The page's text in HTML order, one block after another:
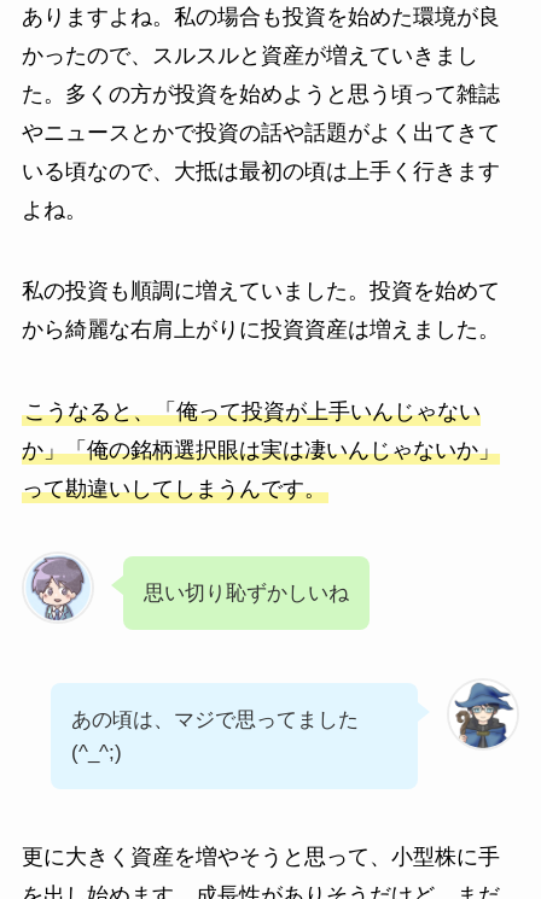
ありますよね。私の場合も投資を始めた環境が良
かったので、スルスルと資産が増えていきまし
た。多くの方が投資を始めようと思う頃って雑誌
やニュースとかで投資の話や話題がよく出てきて
いる頃なので、大抵は最初の頃は上手く行きます
よね。
私の投資も順調に増えていました。投資を始めて
から綺麗な右肩上がりに投資資産は増えました。
こうなると、「俺って投資が上手いんじゃない
か」「俺の銘柄選択眼は実は凄いんじゃないか」
って勘違いしてしまうんです。
思い切り恥ずかしいね
あの頃は、マジで思ってました
(^_^;)
更に大きく資産を増やそうと思って、小型株に手